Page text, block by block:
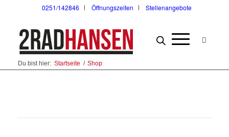
0251/142846 Öffnungszeiten Stellenangebote
Du bist hier: Startseite / Shop